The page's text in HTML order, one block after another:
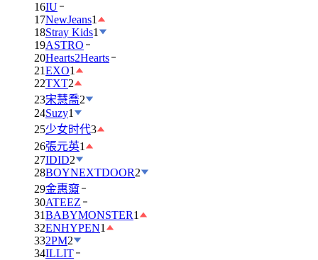
16IU
17NewJeans1
18Stray Kids1
19ASTRO
20Hearts2Hearts
21EXO1
22TXT2
23宋慧喬2
24Suzy1
25少女时代3
26張元英1
27IDID2
28BOYNEXTDOOR2
29金惠奫
30ATEEZ
31BABYMONSTER1
32ENHYPEN1
332PM2
34ILLIT